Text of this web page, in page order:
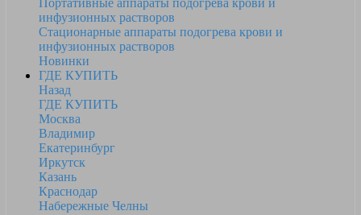
Портативные аппараты подогрева крови и
инфузионных растворов
Стационарные аппараты подогрева крови и
инфузионных растворов
Новинки
ГДЕ КУПИТЬ
Назад
ГДЕ КУПИТЬ
Москва
Владимир
Екатеринбург
Иркутск
Казань
Краснодар
Набережные Челны